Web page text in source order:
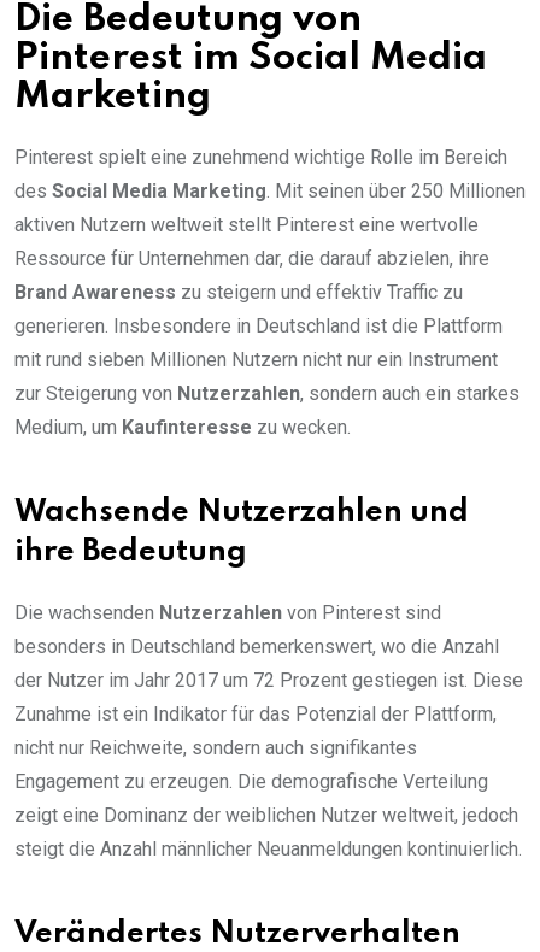
Die Bedeutung von
Pinterest im Social Media
Marketing
Pinterest spielt eine zunehmend wichtige Rolle im Bereich
des Social Media Marketing. Mit seinen über 250 Millionen
aktiven Nutzern weltweit stellt Pinterest eine wertvolle
Ressource für Unternehmen dar, die darauf abzielen, ihre
Brand Awareness zu steigern und effektiv Traffic zu
generieren. Insbesondere in Deutschland ist die Plattform
mit rund sieben Millionen Nutzern nicht nur ein Instrument
zur Steigerung von Nutzerzahlen, sondern auch ein starkes
Medium, um Kaufinteresse zu wecken.
Wachsende Nutzerzahlen und
ihre Bedeutung
Die wachsenden Nutzerzahlen von Pinterest sind
besonders in Deutschland bemerkenswert, wo die Anzahl
der Nutzer im Jahr 2017 um 72 Prozent gestiegen ist. Diese
Zunahme ist ein Indikator für das Potenzial der Plattform,
nicht nur Reichweite, sondern auch signifikantes
Engagement zu erzeugen. Die demografische Verteilung
zeigt eine Dominanz der weiblichen Nutzer weltweit, jedoch
steigt die Anzahl männlicher Neuanmeldungen kontinuierlich.
Verändertes Nutzerverhalten